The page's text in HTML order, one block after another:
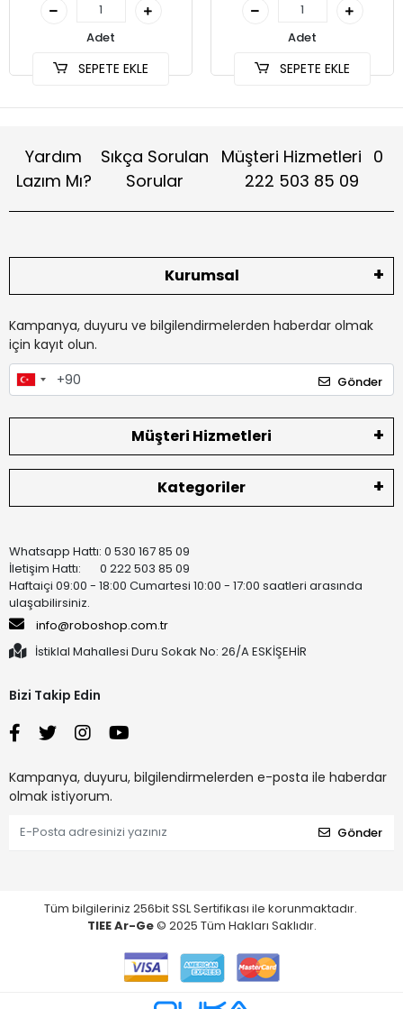
Adet
SEPETE EKLE
Adet
SEPETE EKLE
Yardım
Lazım Mı?
Sıkça Sorulan
Sorular
Müşteri Hizmetleri 0
222 503 85 09
Kurumsal
Kampanya, duyuru ve bilgilendirmelerden haberdar olmak
için kayıt olun.
Gönder
Müşteri Hizmetleri
Kategoriler
Whatsapp Hattı: 0 530 167 85 09
İletişim Hattı: 0 222 503 85 09
Haftaiçi 09:00 - 18:00 Cumartesi 10:00 - 17:00 saatleri arasında
ulaşabilirsiniz.
info@roboshop.com.tr
İstiklal Mahallesi Duru Sokak No: 26/A ESKİŞEHİR
Bizi Takip Edin
Kampanya, duyuru, bilgilendirmelerden e-posta ile haberdar
olmak istiyorum.
Gönder
Tüm bilgileriniz 256bit SSL Sertifikası ile korunmaktadır.
TIEE Ar-Ge© 2025 Tüm Hakları Saklıdır.